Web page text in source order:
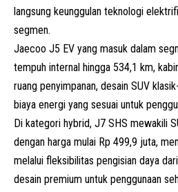
langsung keunggulan teknologi
segmen.
Jaecoo J5 EV yang masuk dalam
tempuh internal hingga 534,1 km,
ruang penyimpanan, desain SUV
biaya energi yang sesuai untuk
Di kategori hybrid, J7 SHS mewakili
dengan harga mulai Rp 499,9 juta,
melalui fleksibilitas pengisian daya
desain premium untuk penggunaan